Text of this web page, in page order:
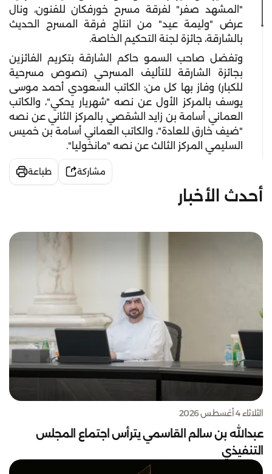
"المشهد صفر" لفرقة مسرح خورفكان للفنون، ونال
عرض "وليمة عيد" من انتاج فرقة المسرح الحديث
بالشارقة، جائزة لجنة التحكيم الخاصة.
وتفضل صاحب السمو حاكم الشارقة بتكريم الفائزين
بجائزة الشارقة للتأليف المسرحي (نصوص مسرحية
للكبار) وفاز بها كل من: الكاتب السعودي أحمد موسى
يوسف بالمركز الأول عن نصه "شهريار يحكي"، والكاتب
العماني أسامة بن زايد الشقصي بالمركز الثاني عن نصه
"ضيف خارق للعادة"، والكاتب العماني أسامة بن خميس
السليمي المركز الثالث عن نصه "مانخوليا".
مشاركة طباعة
أحدث الأخبار
الثلاثاء 4 أغسطس 2026
عبدالله بن سالم القاسمي يترأس اجتماع المجلس
التنفيذي